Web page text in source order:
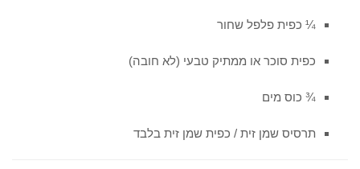
¼ כפית פלפל שחור
כפית סוכר או ממתיק טבעי (לא חובה)
¾ כוס מים
תרסיס שמן זית / כפית שמן זית בלבד